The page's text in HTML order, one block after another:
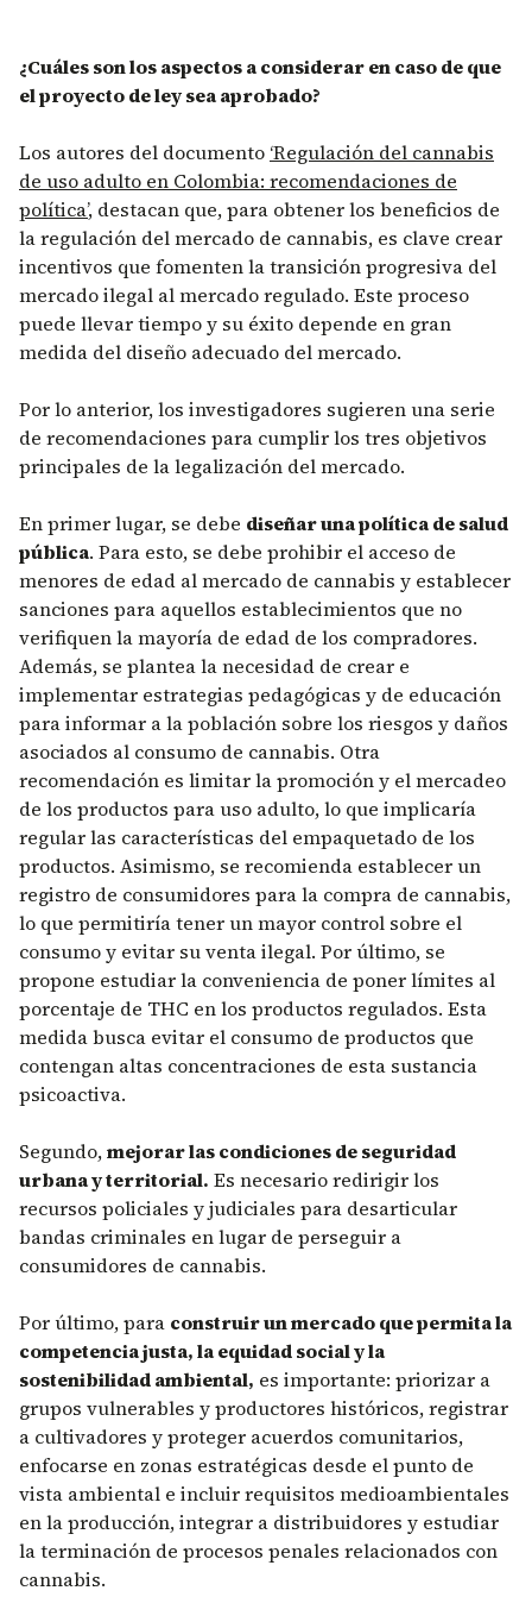
¿Cuáles son los aspectos a considerar en caso de que
el proyecto de ley sea aprobado?
Los autores del documento ‘Regulación del cannabis
de uso adulto en Colombia: recomendaciones de
política’, destacan que, para obtener los beneficios de
la regulación del mercado de cannabis, es clave crear
incentivos que fomenten la transición progresiva del
mercado ilegal al mercado regulado. Este proceso
puede llevar tiempo y su éxito depende en gran
medida del diseño adecuado del mercado.
Por lo anterior, los investigadores sugieren una serie
de recomendaciones para cumplir los tres objetivos
principales de la legalización del mercado.
En primer lugar, se debe diseñar una política de salud
pública. Para esto, se debe prohibir el acceso de
menores de edad al mercado de cannabis y establecer
sanciones para aquellos establecimientos que no
verifiquen la mayoría de edad de los compradores.
Además, se plantea la necesidad de crear e
implementar estrategias pedagógicas y de educación
para informar a la población sobre los riesgos y daños
asociados al consumo de cannabis. Otra
recomendación es limitar la promoción y el mercadeo
de los productos para uso adulto, lo que implicaría
regular las características del empaquetado de los
productos. Asimismo, se recomienda establecer un
registro de consumidores para la compra de cannabis,
lo que permitiría tener un mayor control sobre el
consumo y evitar su venta ilegal. Por último, se
propone estudiar la conveniencia de poner límites al
porcentaje de THC en los productos regulados. Esta
medida busca evitar el consumo de productos que
contengan altas concentraciones de esta sustancia
psicoactiva.
Segundo,mejorar las condiciones de seguridad
urbana y territorial. Es necesario redirigir los
recursos policiales y judiciales para desarticular
bandas criminales en lugar de perseguir a
consumidores de cannabis.
Por último, para construir un mercado que permita la
competencia justa, la equidad social y la
sostenibilidad ambiental, es importante: priorizar a
grupos vulnerables y productores históricos, registrar
a cultivadores y proteger acuerdos comunitarios,
enfocarse en zonas estratégicas desde el punto de
vista ambiental e incluir requisitos medioambientales
en la producción, integrar a distribuidores y estudiar
la terminación de procesos penales relacionados con
cannabis.